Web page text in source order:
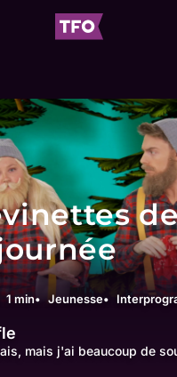
1 min Jeunesse
mais j'ai beaucoup de